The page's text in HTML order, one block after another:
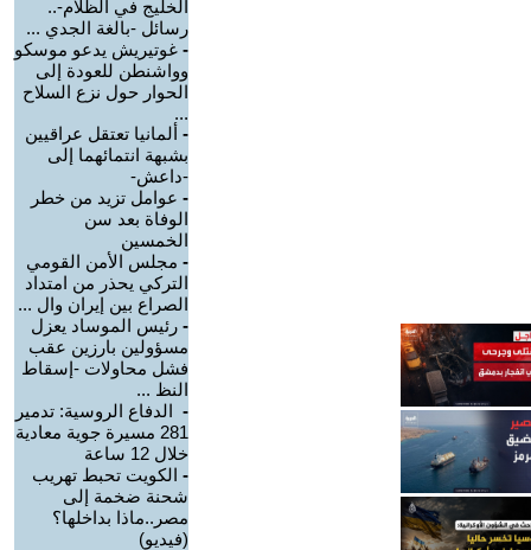
الخليج في الظلام-..
رسائل -بالغة الجدي ...
- غوتيريش يدعو موسكو
وواشنطن للعودة إلى
الحوار حول نزع السلاح
...
- ألمانيا تعتقل عراقيين
بشبهة انتمائهما إلى
-داعش-
- عوامل تزيد من خطر
الوفاة بعد سن
الخمسين
- مجلس الأمن القومي
التركي يحذر من امتداد
الصراع بين إيران وال ...
- رئيس الموساد يعزل
مسؤولين بارزين عقب
فشل محاولات -إسقاط
النظ ...
- الدفاع الروسية: تدمير
281 مسيرة جوية معادية
خلال 12 ساعة
- الكويت تحبط تهريب
شحنة ضخمة إلى
مصر..ماذا بداخلها؟
(فيديو)